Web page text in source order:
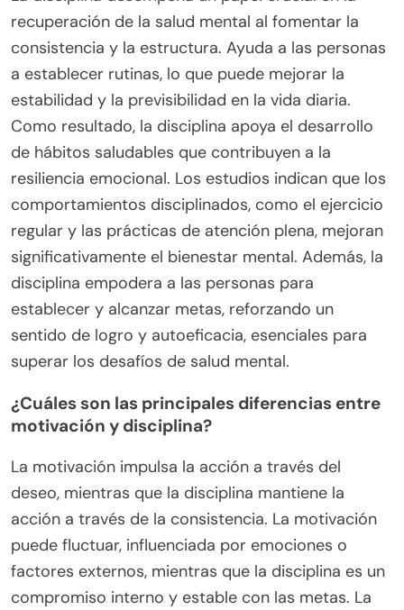
recuperación de la salud mental al fomentar la
consistencia y la estructura. Ayuda a las personas
a establecer rutinas, lo que puede mejorar la
estabilidad y la previsibilidad en la vida diaria.
Como resultado, la disciplina apoya el desarrollo
de hábitos saludables que contribuyen a la
resiliencia emocional. Los estudios indican que los
comportamientos disciplinados, como el ejercicio
regular y las prácticas de atención plena, mejoran
significativamente el bienestar mental. Además, la
disciplina empodera a las personas para
establecer y alcanzar metas, reforzando un
sentido de logro y autoeficacia, esenciales para
superar los desafíos de salud mental.
¿Cuáles son las principales diferencias entre
motivación y disciplina?
La motivación impulsa la acción a través del
deseo, mientras que la disciplina mantiene la
acción a través de la consistencia. La motivación
puede fluctuar, influenciada por emociones o
factores externos, mientras que la disciplina es un
compromiso interno y estable con las metas. La